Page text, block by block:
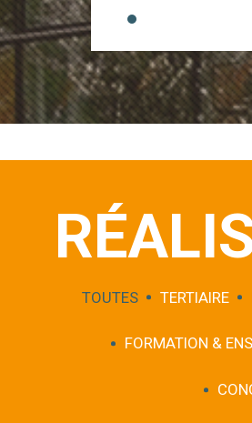
TOUTES TERTIAIRE
FORMATION &